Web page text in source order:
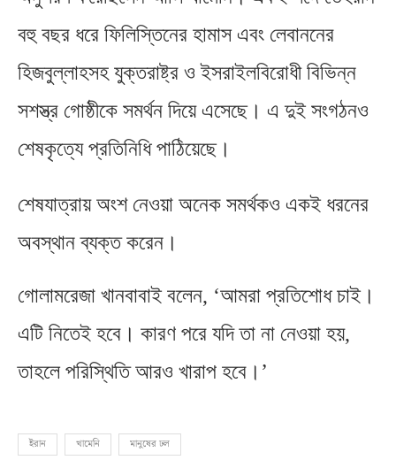
বহু বছর ধরে ফিলিস্তিনের হামাস এবং লেবাননের
হিজবুল্লাহসহ যুক্তরাষ্ট্র ও ইসরাইলবিরোধী বিভিন্ন
সশস্ত্র গোষ্ঠীকে সমর্থন দিয়ে এসেছে। এ দুই সংগঠনও
শেষকৃত্যে প্রতিনিধি পাঠিয়েছে।
শেষযাত্রায় অংশ নেওয়া অনেক সমর্থকও একই ধরনের
অবস্থান ব্যক্ত করেন।
গোলামরেজা খানবাবাই বলেন, ‘আমরা প্রতিশোধ চাই।
এটি নিতেই হবে। কারণ পরে যদি তা না নেওয়া হয়,
তাহলে পরিস্থিতি আরও খারাপ হবে।’
ইরান খামেনি মানুষের ঢল